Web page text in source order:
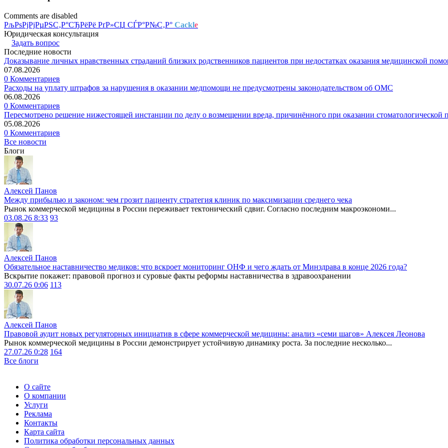
Comments are disabled
РљРѕРјРјРµРЅС‚Р°СЂРёРё РґР»СЏ СЃР°Р№С‚Р° Cackle
Юридическая консультация
Задать вопрос
Последние новости
Доказывание личных нравственных страданий близких родственников пациентов при недостатках оказания медицинской
07.08.2026
0 Комментариев
Расходы на уплату штрафов за нарушения в оказании медпомощи не предусмотрены законодательством об ОМС
06.08.2026
0 Комментариев
Пересмотрено решение нижестоящей инстанции по делу о возмещении вреда, причинённого при оказании стоматологической
05.08.2026
0 Комментариев
Все новости
Блоги
Алексей Панов
Между прибылью и законом: чем грозит пациенту стратегия клиник по максимизации среднего чека
Рынок коммерческой медицины в России переживает тектонический сдвиг. Согласно последним макроэкономи...
03.08.26 8:33 93
Алексей Панов
Обязательное наставничество медиков: что вскроет мониторинг ОНФ и чего ждать от Минздрава в конце 2026 года?
Вскрытие покажет: правовой прогноз и суровые факты реформы наставничества в здравоохранении
30.07.26 0:06 113
Алексей Панов
Правовой аудит новых регуляторных инициатив в сфере коммерческой медицины: анализ «семи шагов» Алексея Леонова
Рынок коммерческой медицины в России демонстрирует устойчивую динамику роста. За последние несколько...
27.07.26 0:28 164
Все блоги
О сайте
О компании
Услуги
Реклама
Контакты
Карта сайта
Политика обработки персональных данных